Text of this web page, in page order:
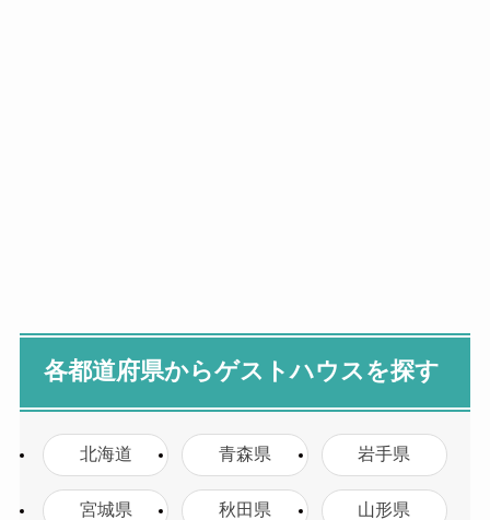
各都道府県からゲストハウスを探す
北海道 青森県 岩手県
宮城県 秋田県 山形県